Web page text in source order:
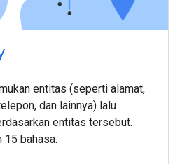
entitas (seperti alamat,
dan lainnya) lalu
entitas tersebut.
15 bahasa.